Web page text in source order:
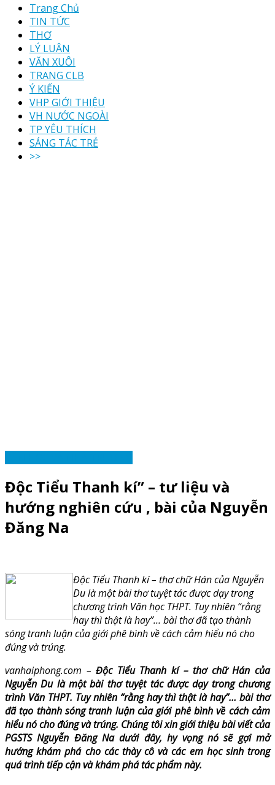
Trang Chủ
TIN TỨC
THƠ
LÝ LUẬN
VĂN XUÔI
TRANG CLB
Ý KIẾN
VHP GIỚI THIỆU
VH NƯỚC NGOÀI
TP YÊU THÍCH
SÁNG TÁC TRẺ
>>
Độc Tiểu Thanh kí” – tư liệu và
hướng nghiên cứu , bài của Nguyễn
Đăng Na
Độc Tiểu Thanh kí – thơ chữ Hán của Nguyễn
Du là một bài thơ tuyệt tác được dạy trong
chương trình Văn học THPT. Tuy nhiên “rằng
hay thì thật là hay”… bài thơ đã tạo thành
sóng tranh luận của giới phê bình về cách cảm hiểu nó cho
đúng và trúng.
vanhaiphong.com –Độc Tiểu Thanh kí – thơ chữ Hán của
Nguyễn Du là một bài thơ tuyệt tác được dạy trong chương
trình Văn THPT. Tuy nhiên “rằng hay thì thật là hay”… bài thơ
đã tạo thành sóng tranh luận của giới phê bình về cách cảm
hiểu nó cho đúng và trúng. Chúng tôi xin giới thiệu bài viết của
PGSTS Nguyễn Đăng Na dưới đây, hy vọng nó sẽ gợi mở
hướng khám phá cho các thày cô và các em học sinh trong
quá trình tiếp cận và khám phá tác phẩm này.